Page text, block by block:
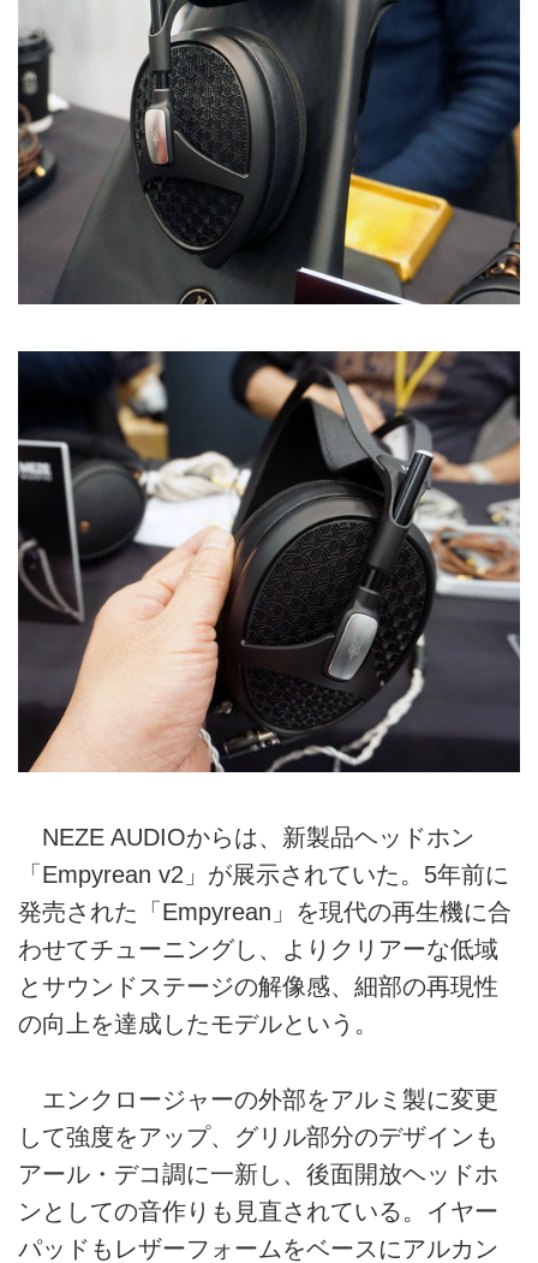
NEZE AUDIOからは、新製品ヘッドホン
「Empyrean v2」が展示されていた。5年前に
発売された「Empyrean」を現代の再生機に合
わせてチューニングし、よりクリアーな低域
とサウンドステージの解像感、細部の再現性
の向上を達成したモデルという。
エンクロージャーの外部をアルミ製に変更
して強度をアップ、グリル部分のデザインも
アール・デコ調に一新し、後面開放ヘッドホ
ンとしての音作りも見直されている。イヤー
パッドもレザーフォームをベースにアルカン